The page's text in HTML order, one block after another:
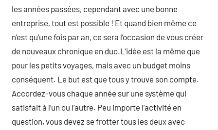
les années passées, cependant avec une bonne
entreprise, tout est possible ! Et quand bien même ce
n’est qu’une fois par an, ce sera l’occasion de vous créer
de nouveaux chronique en duo.L’idée est la même que
pour les petits voyages, mais avec un budget moins
conséquent. Le but est que tous y trouve son compte.
Accordez-vous chaque année sur une système qui
satisfait à l’un ou l’autre. Peu importe l’activité en
question, vous devez se frotter tous les deux avec